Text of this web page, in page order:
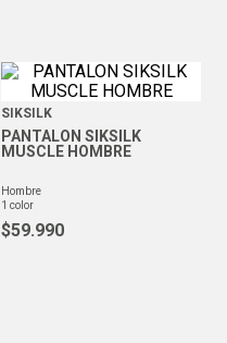
SIKSILK
PANTALON SIKSILK
MUSCLE HOMBRE
hombre
1 color
$59.990